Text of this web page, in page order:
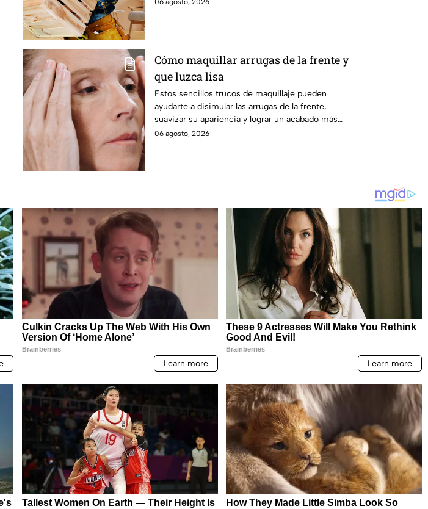
06 agosto, 2026
Cómo maquillar arrugas de la frente y
que luzca lisa
Estos sencillos trucos de maquillaje pueden
ayudarte a disimular las arrugas de la frente,
suavizar su apariencia y lograr un acabado más
uniforme y natural.
06 agosto, 2026